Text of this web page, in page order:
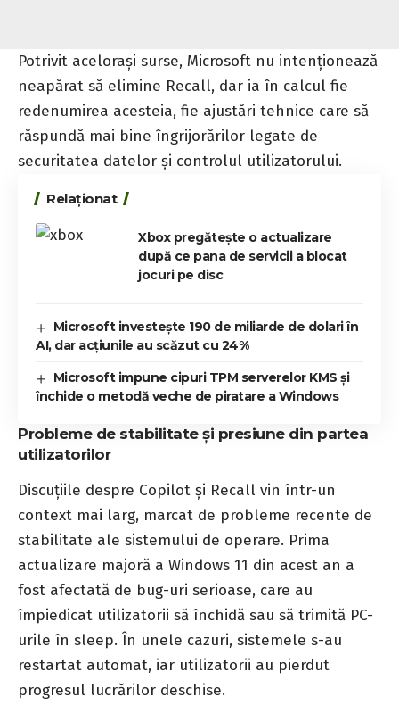
Potrivit acelorași surse, Microsoft nu intenționează
neapărat să elimine Recall, dar ia în calcul fie
redenumirea acesteia, fie ajustări tehnice care să
răspundă mai bine îngrijorărilor legate de
securitatea datelor și controlul utilizatorului.
Relaționat
Xbox pregătește o actualizare
după ce pana de servicii a blocat
jocuri pe disc
Microsoft investește 190 de miliarde de dolari în
AI, dar acțiunile au scăzut cu 24%
Microsoft impune cipuri TPM serverelor KMS și
închide o metodă veche de piratare a Windows
Probleme de stabilitate și presiune din partea
utilizatorilor
Discuțiile despre Copilot și Recall vin într-un
context mai larg, marcat de probleme recente de
stabilitate ale sistemului de operare. Prima
actualizare majoră a Windows 11 din acest an a
fost afectată de bug-uri serioase, care au
împiedicat utilizatorii să închidă sau să trimită PC-
urile în sleep. În unele cazuri, sistemele s-au
restartat automat, iar utilizatorii au pierdut
progresul lucrărilor deschise.